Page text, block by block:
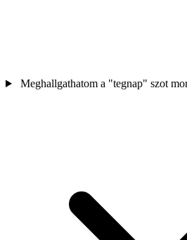
Meghallgathatom a "tegnap" szot